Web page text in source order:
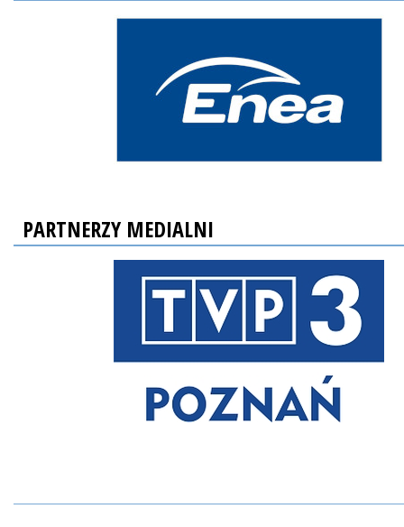
PARTNERZY MEDIALNI